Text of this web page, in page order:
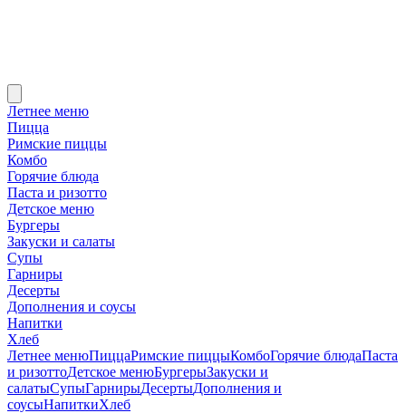
Летнее меню
Пицца
Римские пиццы
Комбо
Горячие блюда
Паста и ризотто
Детское меню
Бургеры
Закуски и салаты
Супы
Гарниры
Десерты
Дополнения и соусы
Напитки
Хлеб
Летнее менюПиццаРимские пиццыКомбоГорячие блюдаПаста
и ризоттоДетское менюБургерыЗакуски и
салатыСупыГарнирыДесертыДополнения и
соусыНапиткиХлеб